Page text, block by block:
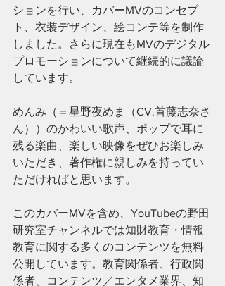
ションを行い、カバーMVのコンセプ
ト、衣装デザイン、絵コンテ等を制作
しました。さらに現在もMVのデジタル
プロモーションについて継続的に議論
しています。
めんみ（＝星野夜めま（CV.首藤志奈さ
ん））のかわいい歌声、ポップで耳に
残る楽曲、楽しい映像をぜひお楽しみ
いただき、著作権に親しみを持ってい
ただければと思います。
このカバーMVを含め、YouTubeの野田
研究室チャンネルでは知財教育・情報
教育に関する多くのコンテンツを無料
公開しています。教育関係者、行政関
係者、コンテンツ／エンタメ業界、知